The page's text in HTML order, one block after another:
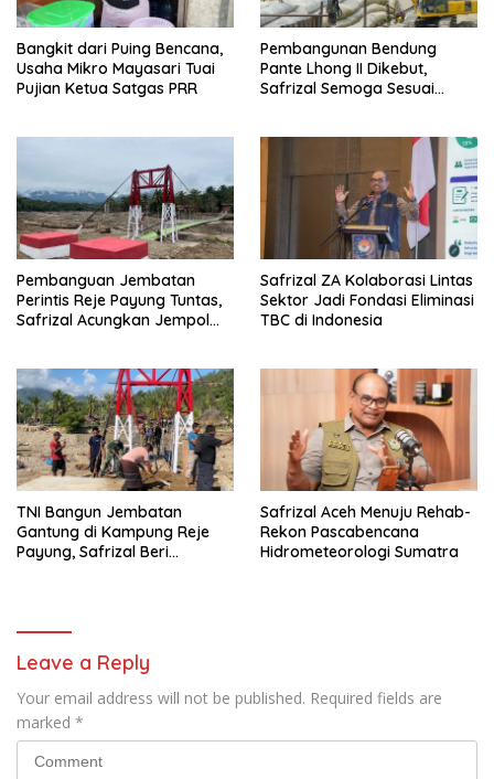
Bangkit dari Puing Bencana,
Usaha Mikro Mayasari Tuai
Pujian Ketua Satgas PRR
Pembangunan Bendung
Pante Lhong II Dikebut,
Safrizal Semoga Sesuai
Pembanguan Jembatan
Perintis Reje Payung Tuntas,
Safrizal Acungkan Jempol
Safrizal ZA Kolaborasi Lintas
Sektor Jadi Fondasi Eliminasi
TBC di Indonesia
TNI Bangun Jembatan
Gantung di Kampung Reje
Payung, Safrizal Beri
Safrizal Aceh Menuju Rehab-
Rekon Pascabencana
Hidrometeorologi Sumatra
Leave a Reply
Your email address will not be published. Required fields are
marked *